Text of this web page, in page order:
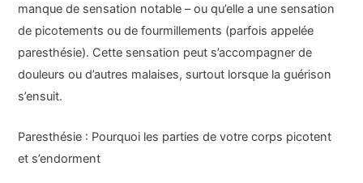
manque de sensation notable – ou qu’elle a une sensation
de picotements ou de fourmillements (parfois appelée
paresthésie). Cette sensation peut s’accompagner de
douleurs ou d’autres malaises, surtout lorsque la guérison
s’ensuit.
Paresthésie : Pourquoi les parties de votre corps picotent
et s’endorment